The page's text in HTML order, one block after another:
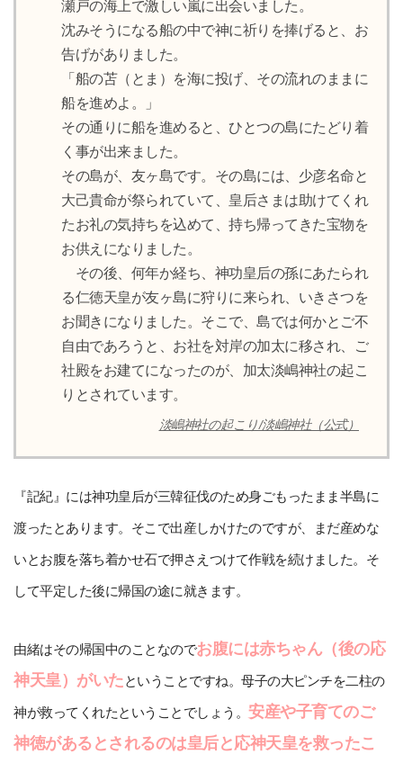
瀬戸の海上で激しい嵐に出会いました。
沈みそうになる船の中で神に祈りを捧げると、お
告げがありました。
「船の苫（とま）を海に投げ、その流れのままに
船を進めよ。」
その通りに船を進めると、ひとつの島にたどり着
く事が出来ました。
その島が、友ヶ島です。その島には、少彦名命と
大己貴命が祭られていて、皇后さまは助けてくれ
たお礼の気持ちを込めて、持ち帰ってきた宝物を
お供えになりました。
その後、何年か経ち、神功皇后の孫にあたられ
る仁徳天皇が友ヶ島に狩りに来られ、いきさつを
お聞きになりました。そこで、島では何かとご不
自由であろうと、お社を対岸の加太に移され、ご
社殿をお建てになったのが、加太淡嶋神社の起こ
りとされています。
淡嶋神社の起こり/淡嶋神社（公式）
『記紀』には神功皇后が三韓征伐のため身ごもったまま半島に
渡ったとあります。そこで出産しかけたのですが、まだ産めな
いとお腹を落ち着かせ石で押さえつけて作戦を続けました。そ
して平定した後に帰国の途に就きます。
由緒はその帰国中のことなのでお腹には赤ちゃん（後の応
神天皇）がいたということですね。母子の大ピンチを二柱の
神が救ってくれたということでしょう。 安産や子育てのご
神徳があるとされるのは皇后と応神天皇を救ったこ